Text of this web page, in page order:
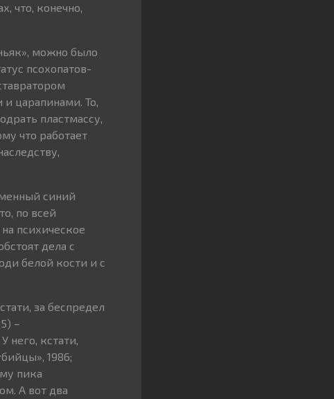
что, конечно,
можно было
псохопатов-
царапинами. То,
пластмассу,
что работает
синий
по всей
психическое
дела с
белой кости и с
за беспредел
–
него, кстати,
1986;
пика
А вот два